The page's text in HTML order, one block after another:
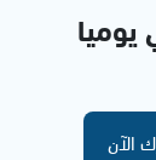
يوميا
الآن